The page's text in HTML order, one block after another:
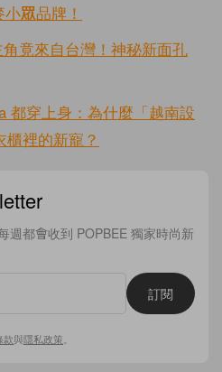
眾品牌！
竟來自台灣！神秘新面孔
都穿上身：為什麼「越南設
裡的新寵？
週都會收到 POPBEE 獨家時尚新
訂閱
款與隱私政策。